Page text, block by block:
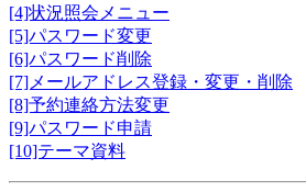
[4]状況照会メニュー
[5]パスワード変更
[6]パスワード削除
[7]メールアドレス登録・変更・削除
[8]予約連絡方法変更
[9]パスワード申請
[10]テーマ資料